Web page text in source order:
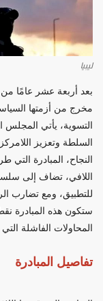
ليبيا
بعد أربعة عشر عامًا من
مخرج من أزمتها
التسوية، يأتي المجلس
السلطة وتعزيز
النجاح، المبادرة
اللافي، تضاف إلى
للتطبيق، ومع تضارب
ستكون هذه المبادرة
المحاولات الفاشلة
تفاصيل المبادرة